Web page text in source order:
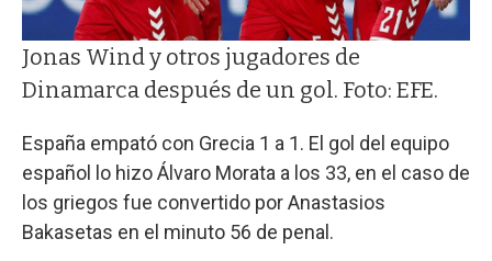
Jonas Wind y otros jugadores de
Dinamarca después de un gol. Foto: EFE.
España empató con Grecia 1 a 1. El gol del equipo
español lo hizo Álvaro Morata a los 33, en el caso de
los griegos fue convertido por Anastasios
Bakasetas en el minuto 56 de penal.